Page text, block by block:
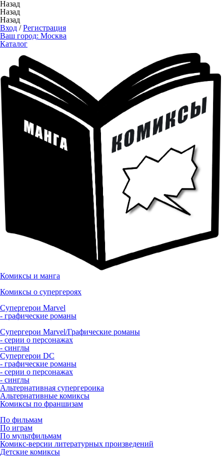
Назад
Назад
Назад
Вход /Регистрация
Ваш город: Москва
Каталог
Комиксы и манга
Комиксы о супергероях
Супергерои Marvel
- графические романы
Супергерои Marvel/Графические романы
- серии о персонажах
- синглы
Супергерои DC
- графические романы
- серии о персонажах
- синглы
Альтернативная супергероика
Альтернативные комиксы
Комиксы по франшизам
По фильмам
По играм
По мультфильмам
Комикс-версии литературных произведений
Детские комиксы